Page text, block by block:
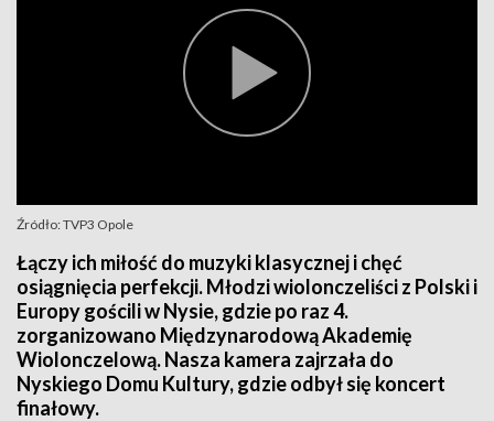
Źródło: TVP3 Opole
Łączy ich miłość do muzyki klasycznej i chęć
osiągnięcia perfekcji. Młodzi wiolonczeliści z Polski i
Europy gościli w Nysie, gdzie po raz 4.
zorganizowano Międzynarodową Akademię
Wiolonczelową. Nasza kamera zajrzała do
Nyskiego Domu Kultury, gdzie odbył się koncert
finałowy.